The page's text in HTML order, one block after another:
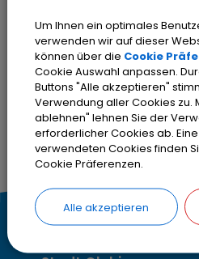
Bitte aktivieren Sie
in Ihren Cookie
Cookies
K
Kontakt
Um Ihnen ein optimales
verwenden wir auf dieser
können über die Cookie
Cookie Auswahl anpassen.
Buttons "Alle akzeptieren"
Verwendung aller Cookies zu.
ablehnen" lehnen Sie der
erforderlicher Cookies ab.
verwendeten Cookies finden
Cookie Präferenzen.
Alle akzeptieren